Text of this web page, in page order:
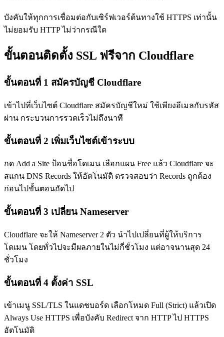
บังคับให้ทุกการเชื่อมต่อกับเซิร์ฟเวอร์ต้นทางใช้ HTTPS เท่านั้น
ไม่ยอมรับ HTTP ไม่ว่ากรณีใด
ขั้นตอนติดตั้ง SSL ฟรีจาก Cloudflare
ขั้นตอนที่ 1 สมัครบัญชี Cloudflare
เข้าไปที่เว็บไซต์ Cloudflare สมัครบัญชีใหม่ ใช้เพียงอีเมลกับรหัส
ผ่าน กระบวนการรวดเร็วไม่ถึงนาที
ขั้นตอนที่ 2 เพิ่มเว็บไซต์เข้าระบบ
กด Add a Site ป้อนชื่อโดเมน เลือกแผน Free แล้ว Cloudflare จะ
สแกน DNS Records ให้อัตโนมัติ ตรวจสอบว่า Records ถูกต้อง
ก่อนไปขั้นตอนถัดไป
ขั้นตอนที่ 3 เปลี่ยน Nameserver
Cloudflare จะให้ Nameserver 2 ตัว นำไปเปลี่ยนที่ผู้ให้บริการ
โดเมน โดยทั่วไปจะมีผลภายในไม่กี่ชั่วโมง แต่อาจนานสุด 24
ชั่วโมง
ขั้นตอนที่ 4 ตั้งค่า SSL
เข้าเมนู SSL/TLS ในแดชบอร์ด เลือกโหมด Full (Strict) แล้วเปิด
Always Use HTTPS เพื่อบังคับ Redirect จาก HTTP ไป HTTPS
อัตโนมัติ